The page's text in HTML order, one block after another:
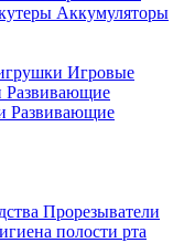
Аккумуляторы
Игровые
Развивающие
Развивающие
Прорезыватели
полости рта